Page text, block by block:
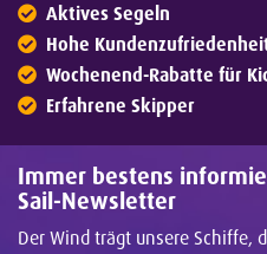
Aktives Segeln
Hohe
Wochenend-Rabatte für
Erfahrene Skipper
Immer bestens
Sail-Newsletter
Der Wind trägt unsere Schiffe,